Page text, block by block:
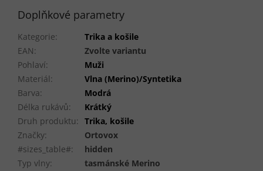
Doplňkové parametry
Kategorie:
Trika a košile
EAN:
Zvolte variantu
Pohlaví:
Muži
Materiál:
Vlna (Merino)/Syntetika
Barva:
Modrá
Délka rukávů:
Krátký
Druh produktu: Trika, košile
Značky:
Ortovox
#sizes_table#:
hidden
Typ vlny:
tasmánské Merino